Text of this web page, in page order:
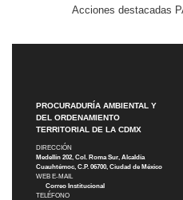
Acciones destacadas
PROCURADURÍA AMBIENTAL Y
DEL ORDENAMIENTO
TERRITORIAL DE LA CDMX
DIRECCIÓN
Medellín 202, Col. Roma Sur, Alcaldía
Cuauhtémoc, C.P. 06700, Ciudad de México
WEB E-MAIL
Correo Institucional
TELÉFONO